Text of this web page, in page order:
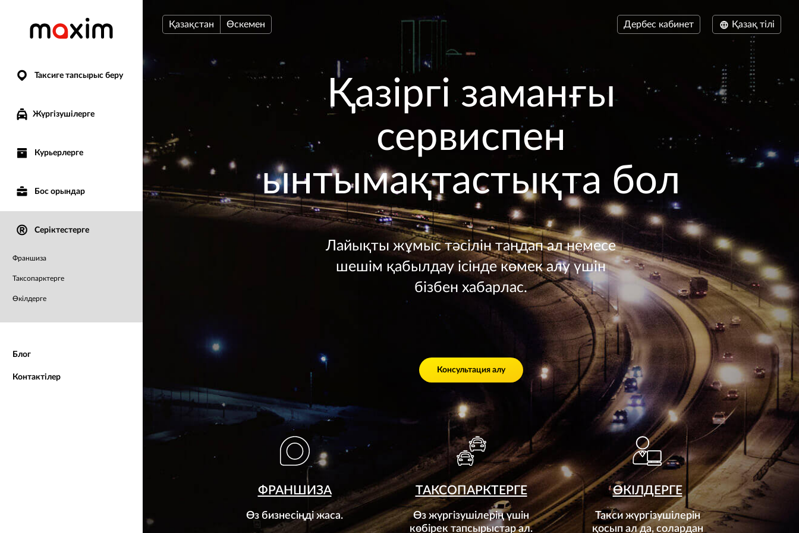
Таксиге тапсырыс беру
Жүргізушілерге
Курьерлерге
Бос орындар
Серіктестерге
Франшиза
Таксопарктерге
Өкілдерге
Блог
Контактілер
Қазақстан Өскемен Дербес кабинет Қазақ тілі
Қазіргі заманғы
сервиспен
ынтымақтастықта бол
Лайықты жұмыс тәсілін таңдап ал немесе
шешім қабылдау ісінде көмек алу үшін
бізбен хабарлас.
Консультация алу
ФРАНШИЗА
Өз бизнесiңдi жаса.
ТАКСОПАРКТЕРГЕ
Өз жүргізушілерің үшін
көбірек тапсырыстар ал.
ӨКІЛДЕРГЕ
Такси жүргізушілерін
қосып ал да, солардан